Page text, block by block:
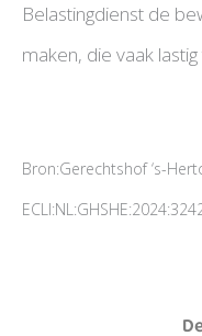
Belastingdienst de
maken, die vaak
Bron:Gerechtshof ‘s-